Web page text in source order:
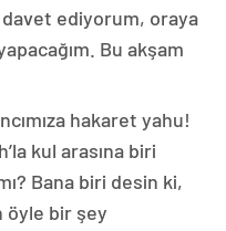
davet ediyorum, oraya
Bu akşam
hakaret yahu!
kul arasına biri
Bana biri desin ki,
öyle bir şey